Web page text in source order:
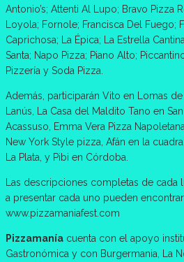
Antonio’s; Attenti Al Lupo; Bravo Pizza
Loyola; Fornole; Francisca Del Fuego;
Caprichosa; La Épica; La Estrella
Santa; Napo Pizza; Piano Alto;
Pizzería y Soda Pizza.
Además, participarán Vito en Lomas
Lanús, La Casa del Maldito Tano en
Acassuso, Emma Vera Pizza
New York Style pizza, Afán en la
La Plata, y Pibi en Córdoba.
Las descripciones completas de cada
a presentar cada uno pueden
www.pizzamaniafest.com
Pizzamanía cuenta con el apoyo
Gastronómica y con Burgermania, La